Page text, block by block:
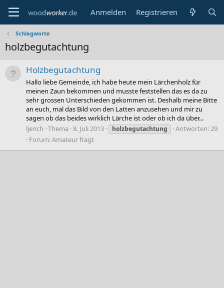
Anmelden Registrieren
Schlagworte
holzbegutachtung
Holzbegutachtung
Hallo liebe Gemeinde, ich habe heute mein Lärchenholz für
meinen Zaun bekommen und musste feststellen das es da zu
sehr grossen Unterschieden gekommen ist. Deshalb meine Bitte
an euch, mal das Bild von den Latten anzusehen und mir zu
sagen ob das beides wirklich Lärche ist oder ob ich da über...
ljerich Thema 8. Juli 2013 holzbegutachtung
Antworten: 29
Forum:Amateur fragt